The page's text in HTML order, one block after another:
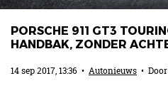
MotorRAI.nl
PORSCHE 911 GT3
HANDBAK, ZONDER
14 sep 2017, 13:36 • Autonieuws • Door